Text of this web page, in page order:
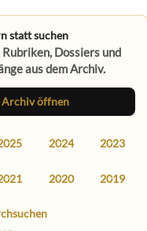
statt suchen
Rubriken, Dossiers und
aus dem Archiv.
Archiv öffnen
2024 2023
2020 2019